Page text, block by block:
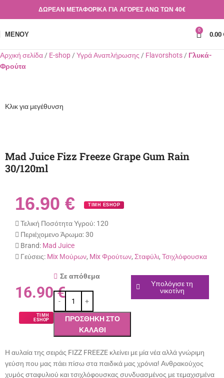
ΔΩΡΕΑΝ ΜΕΤΑΦΟΡΙΚΑ ΓΙΑ ΑΓΟΡΕΣ ΑΝΩ ΤΩΝ 40€
ΜΕΝΟΎ 0 0.00
Αρχική σελίδα E-shop Υγρά Αναπλήρωσης Flavorshots
Γλυκά-
Φρούτα
Κλικ για μεγέθυνση
Mad Juice Fizz Freeze Grape Gum Rain
30/120ml
16.90 € ΤΙΜΗ ESHOP
Τελική Ποσότητα Υγρού: 120
Περιέχομενο Άρωμα:30
Brand: Mad Juice
Γεύσεις: Mix Μούρων, Mix Φρούτων, Σταφύλι, Τσιχλόφουσκα
16.90€
ΤΙΜΗ
ESHOP
Σε απόθεμα
ΠΡΟΣΘΉΚΗ ΣΤΟ
ΚΑΛΆΘΙ
Υπολόγισε τη
νικοτίνη
Η αυλαία της σειράς FIZZ FREEZE κλείνει με μία νέα αλλά γνώριμη
γεύση που μας πάει πίσω στα παιδικά μας χρόνια! Ανθρακούχος
χυμός σταφυλιού και τσιχλόφουσκας συνδυασμένος με τεμαχισμένα